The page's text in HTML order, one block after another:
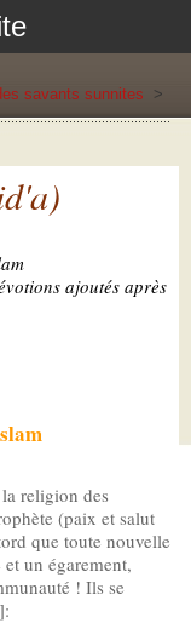
savants sunnites
>
ajoutés après
religion des
(paix et salut
que toute nouvelle
un égarement,
! Ils se